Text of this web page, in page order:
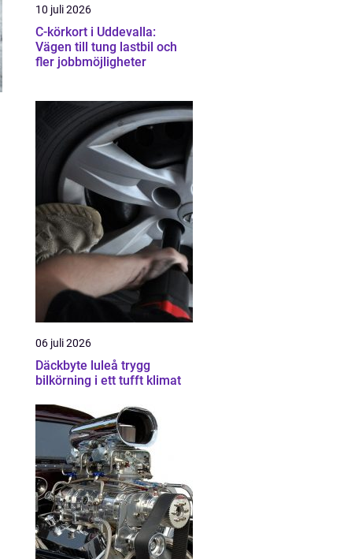
10 juli 2026
C-körkort i Uddevalla:
Vägen till tung lastbil och
fler jobbmöjligheter
06 juli 2026
Däckbyte luleå trygg
bilkörning i ett tufft klimat